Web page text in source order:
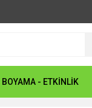
BOYAMA - ETKİNLİK